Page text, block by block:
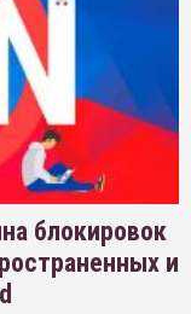
блокировок
и